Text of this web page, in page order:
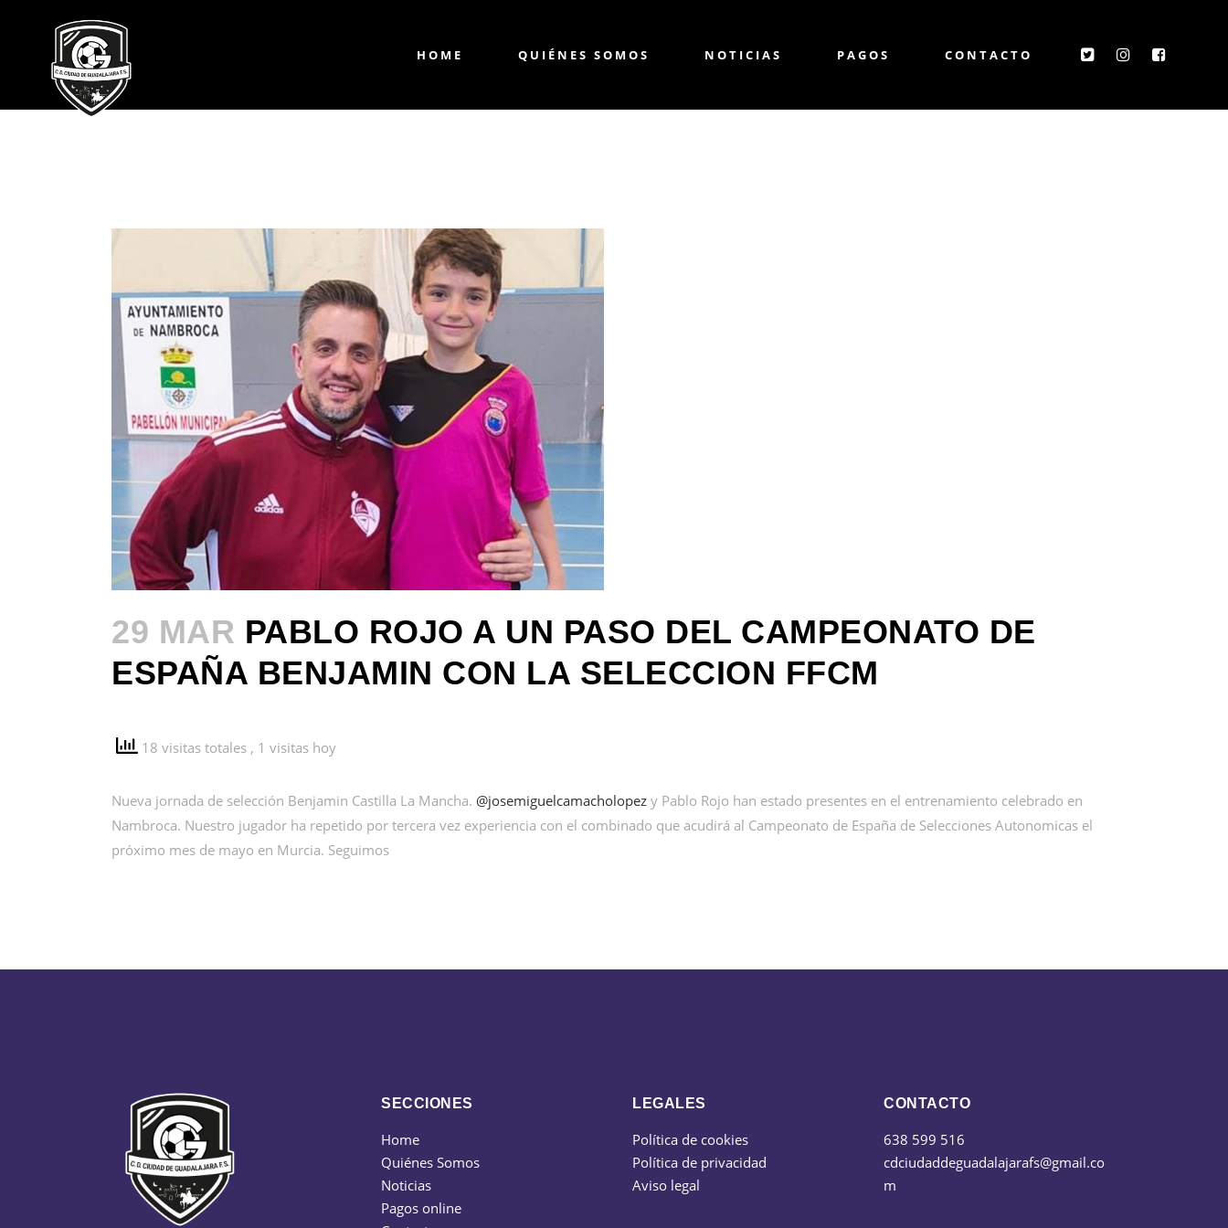
HOME QUIÉNES SOMOS NOTICIAS PAGOS CONTACTO
29 MAR PABLO ROJO A UN PASO DEL CAMPEONATO DE
ESPAÑA BENJAMIN CON LA SELECCION FFCM
18 visitas totales , 1 visitas hoy
Nueva jornada de selección Benjamin Castilla La Mancha. @josemiguelcamacholopez y Pablo Rojo han estado presentes en el entrenamiento celebrado en
Nambroca. Nuestro jugador ha repetido por tercera vez experiencia con el combinado que acudirá al Campeonato de España de Selecciones Autonomicas el
próximo mes de mayo en Murcia. Seguimos
SECCIONES
Home
Quiénes Somos
Noticias
Pagos online
LEGALES
Política de cookies
Política de privacidad
Aviso legal
CONTACTO
638 599 516
cdciudaddeguadalajarafs@gmail.co
m